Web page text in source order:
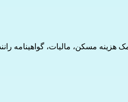
هزینه مسکن، مالیات، گواهینامه